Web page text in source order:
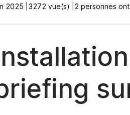
2025 | 3272 vue(s) | 2 personnes